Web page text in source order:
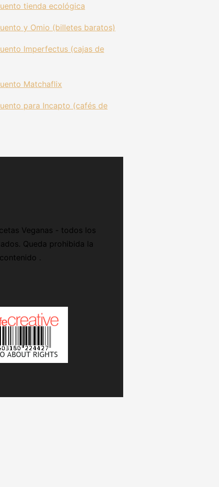
tienda ecológica
y Omio (billetes baratos)
Imperfectus (cajas de
Matchaflix
para Incapto (cafés de
Veganas - todos los
Queda prohibida la
.